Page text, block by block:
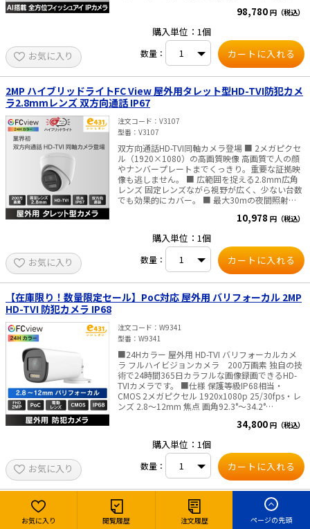
プ生成により、施設内の混雑状況を分析できま
3つの独立制御IRライトにより、真っ暗な環境でも
鮮明な映像を提供。 ✅ マイク・スピーカー内蔵の
双方向音声対応 音声の録音・会話が可能で、防
犯や来客対応にも最適です。 ✅ 屋外設置も安心の
高耐久設計 IP67防水防塵＆IK10耐衝撃に対
応。屋外や人の出入りが多い場所でも長期間使用
可能。 ■ こんな方におすすめ 店舗・オフィス・
倉庫の360度防犯カメラをお探しの方 AIで人の動
きや混雑を分析したい方 屋外対応の魚眼カメラを
探している法人・事業者様 音声での双方向コミュ
ニケーションが必要な施設・現場
98,780 円（税込）
お気に入り
購入単位：1個
数量：
2MP ハイブリッドライトFC View 屋外用タレット型HD-TVI防犯カメ
ラ2.8mmレンズ 双方向通話 IP67
注文コード
V3107
型番
V3107
双方向通話HD-TVI同軸カメラ登場 ■ 2メガピクセ
ル（1920×1080）の高画質映像 高画質で人の顔
やナンバープレートまでくっきり。重要な証拠映
像も逃しません。 ■ 広範囲を捉える2.8mm広角
レンズ 固定レンズながら視野が広く、少ない台数
でも効果的にカバー。 ■ 最大30mの夜間照射
は最大30m対応。夜間でも明るく監視できます。
白色光とIRを自動切り替え。省エネ＆防犯効果を
両立。 ■ 双方向音声でその場とリアルタイム通話
マイク＆スピーカー内蔵。映像を見るだけでな
く、声かけや威嚇、来訪者対応も可能です。 ■ 音
声も映像も同軸ケーブルでかんたん配線 配線工事
の手間を削減し、設置がスムーズ。 ■ 屋外設置も
安心の防塵・防水（IP67）設計 雨やホコリに強
アダプタは付属しておりません 別途販売はこちら
より ■双方向通話機能対応レコーダー 注意事項
（必ずご確認ください） 本製品の双方向通話機能
は、新しい技術を採用しているため、2025年以前
に発売されたレコーダーではご利用いただけませ
ん。 当社にて動作確認済みの、双方向通話機能に
対応したレコーダーは以下の通りです。 ・＜
3K/5MP Lite対応＞防犯カメラ用レコーダー 4入
力 8入力 16入力 ・＜5MP対応＞防犯カメラ用
応＞ 防犯カメラ用デジタルレコーダー 4入力 8
入力 16入力 ■仕様 カメラ 撮像素子 3K CMOS
3K@10/12.5/20/25fps,
4MP@25/30fps,1080P@25/30 fps 最低被写体照
ャッター速度 1/15~1/50,000 (NTSC)
1/12.5~1/50,000(PAL) Day & Night ICR (IR-
CutFilter removable) / 24H カラー レンズ 2.8mm
固定焦点 視野角 水平:105°,垂直62°,対角131° 調整
10,978 円（税込）
お気に入り
購入単位：1個
数量：
【在庫限り！数量限定セール】PoC対応 屋外用 バリフォーカル 2MP
HD-TVI 防犯カメラ IP68
注文コード
W9341
型番
W9341
■24Hカラー 屋外用 HD-TVI バリフォーカルカメ
ラ フルハイビジョンカメラ 200万画素 独自の技
術で24時間365日カラフルな画像録画できるHD-
TVIカメラです。 ■仕様 保護等級IP68相当・
CMOS 2メガピクセル 1920x1080p 25/30fps・レ
ンズ 2.8～12mm 焦点 画角92.3°～34.2°
ム・遠隔設定 電源 DC12V・AC24V・PoC 最大
ておりません 別途販売はこちらより
34,800 円（税込）
お気に入り
購入単位：1個
数量：
4MP FCView 屋外用 バレットネットワークカメラ 2.8mmレンズ
IP68 高レベル耐腐食性
お気に入り 閲覧履歴 注文履歴 ページの先頭